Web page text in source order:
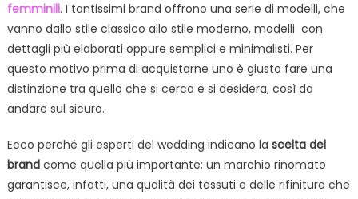
femminili. I tantissimi brand offrono una serie di modelli, che
vanno dallo stile classico allo stile moderno, modelli con
dettagli più elaborati oppure semplici e minimalisti. Per
questo motivo prima di acquistarne uno è giusto fare una
distinzione tra quello che si cerca e si desidera, così da
andare sul sicuro.
Ecco perché gli esperti del wedding indicano la scelta del
brandcome quella più importante: un marchio rinomato
garantisce, infatti, una qualità dei tessuti e delle rifiniture che